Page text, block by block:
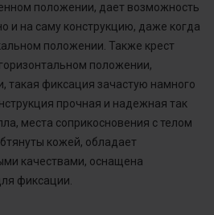
положении, дает возможность
и на саму конструкцию, даже когда
положении. Также крест
положении,
такая фиксация зачастую намного
прочная и надежная так
места соприкосновения с телом
кожей, обладает
качествами, оснащена
фиксации.